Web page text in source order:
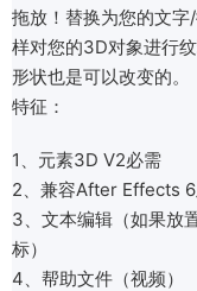
拖放！替换为您的文
样对您的3D对象进行
形状也是可以改变的。
特征：
1、元素3D V2必需
2、兼容After Effects
3、文本编辑（如果放
标）
4、帮助文件（视频）